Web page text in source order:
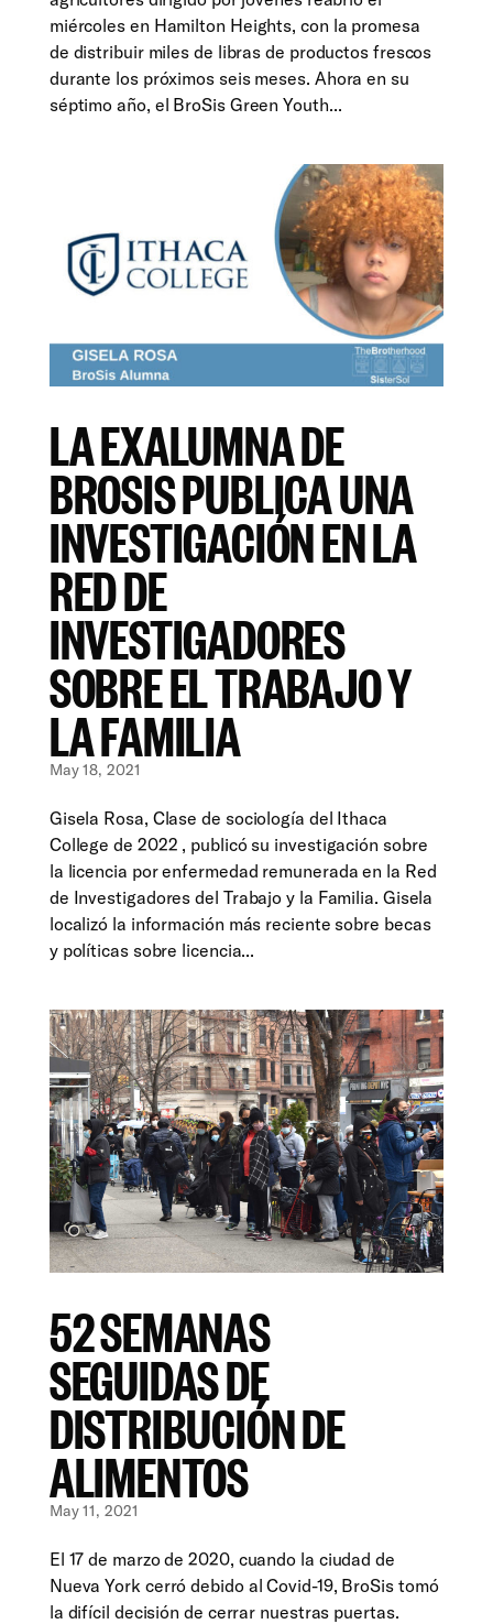
miércoles en Hamilton Heights, con la promesa
de distribuir miles de libras de productos frescos
durante los próximos seis meses. Ahora en su
séptimo año, el BroSis Green Youth...
LA EXALUMNA DE
BROSIS PUBLICA UNA
INVESTIGACIÓN EN LA
RED DE
INVESTIGADORES
SOBRE EL TRABAJO Y
LA FAMILIA
May 18, 2021
Gisela Rosa, Clase de sociología del Ithaca
College de 2022 , publicó su investigación sobre
la licencia por enfermedad remunerada en la Red
de Investigadores del Trabajo y la Familia. Gisela
localizó la información más reciente sobre becas
y políticas sobre licencia...
52 SEMANAS
SEGUIDAS DE
DISTRIBUCIÓN DE
ALIMENTOS
May 11, 2021
El 17 de marzo de 2020, cuando la ciudad de
Nueva York cerró debido al Covid-19, BroSis tomó
la difícil decisión de cerrar nuestras puertas.